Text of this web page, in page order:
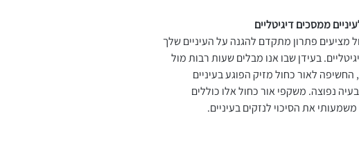
ממסכים דיגיטליים
מציעים פתרון מתקדם להגנה על העיניים שלך
בעידן שבו אנו מבלים שעות רבות מול
החשיפה לאור כחול מזיק הפוגע בעיניים
נפוצה. משקפי אור כחול אלו כוללים
את הסיכוי לנזקים בעיניים.